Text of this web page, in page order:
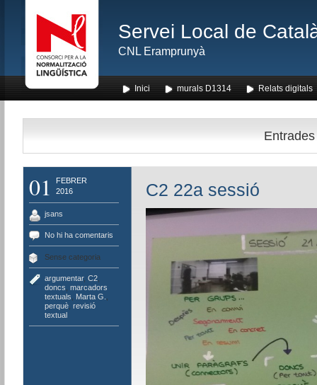
Servei Local de
CNL Eramprunyà
Inici murals D1314 Relats digitals
Entrades
01
FEBRER
2016
jsans
No hi ha comentaris
Sense categoria
argumentar, C2,
doncs marcadors
textuals
Marta G.
perquè, revisió
textual
C2 22a sessió